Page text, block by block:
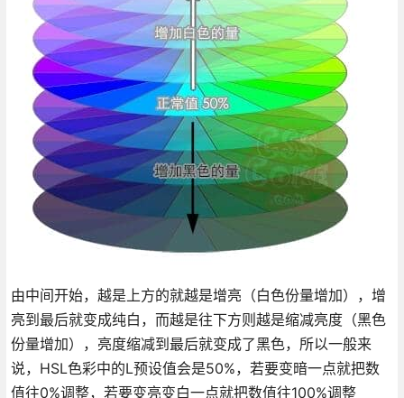
由中间开始，越是上方的就越是增亮（白色份量增加），增
亮到最后就变成纯白，而越是往下方则越是缩减亮度（黑色
份量增加），亮度缩减到最后就变成了黑色，所以一般来
说，HSL色彩中的L预设值会是50%，若要变暗一点就把数
值往0%调整，若要变亮变白一点就把数值往100%调整